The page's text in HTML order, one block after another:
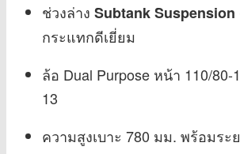
ช่วงล่าง Subtank Suspension
กระแทกดีเยี่ยม
ล้อ Dual Purpose หน้า 110/80-
13
ความสูงเบาะ 780 มม. พร้อมระ